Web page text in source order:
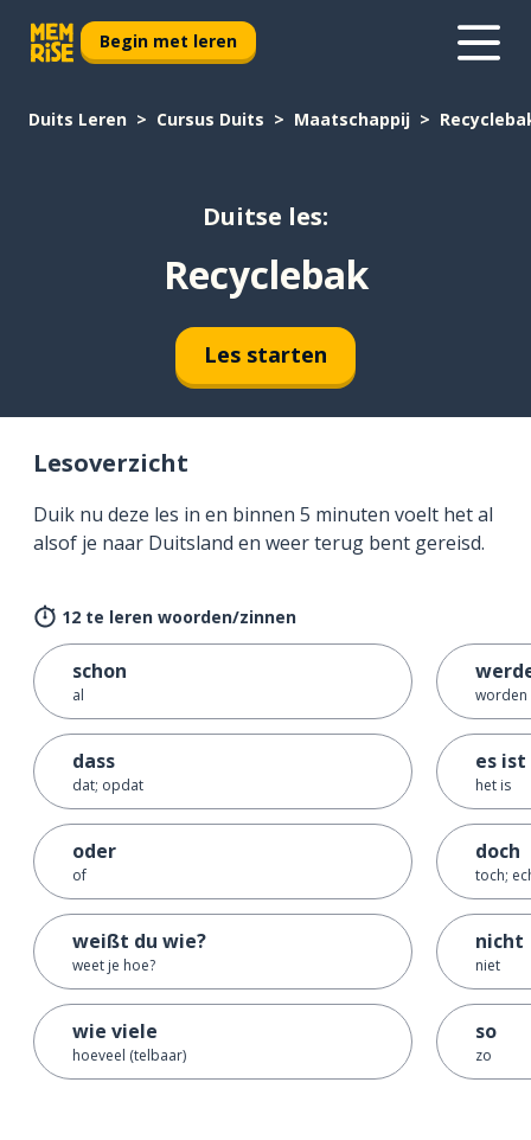
Begin met leren
Duits Leren Cursus Duits Maatschappij
Duitse les:
Recyclebak
Les starten
Lesoverzicht
Duik nu deze les in en binnen 5 minuten voelt het al
alsof je naar Duitsland en weer terug bent gereisd.
12 te leren woorden/zinnen
schon
al
dass
dat; opdat
oder
of
weißt du wie?
weet je hoe?
wie viele
hoeveel (telbaar)
worden
es ist
het is
doch
toch;
nicht
niet
so
zo